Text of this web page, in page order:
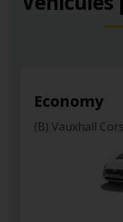
Economy
(B) Vauxhall